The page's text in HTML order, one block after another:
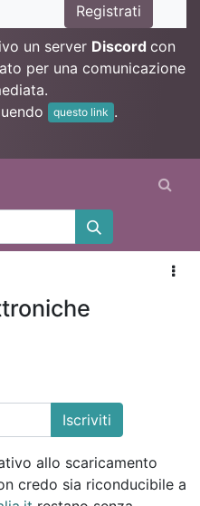
Registrati
un server Discord con
per una comunicazione
questo link .
Iscriviti
allo scaricamento
credo sia riconducibile a